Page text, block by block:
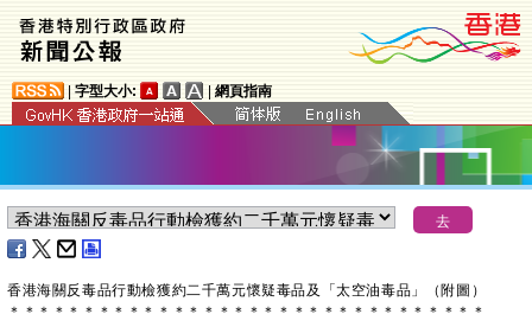
字型大小: 網頁指南
​香港海關反毒品行動檢獲約二千萬元懷疑毒品及「太空油毒品」（附圖）
＊ ＊ ＊ ＊ ＊ ＊ ＊ ＊ ＊ ＊ ＊ ＊ ＊ ＊ ＊ ＊ ＊ ＊ ＊ ＊ ＊ ＊ ＊ ＊ ＊ ＊ ＊ ＊ ＊ ＊ ＊ ＊